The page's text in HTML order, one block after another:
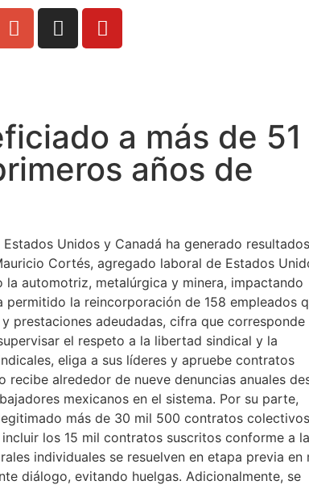
a más de 51
años de
Unidos y Canadá ha generado resultados
Cortés, agregado laboral de Estados
automotriz, metalúrgica y minera, impactando
la reincorporación de 158 empleados
prestaciones adeudadas, cifra que corresponde
el respeto a la libertad sindical y la
eliga a sus líderes y apruebe contratos
alrededor de nueve denuncias anuales
mexicanos en el sistema. Por su parte,
más de 30 mil 500 contratos
los 15 mil contratos suscritos conforme a la
individuales se resuelven en etapa previa en
diálogo, evitando huelgas. Adicionalmente, se